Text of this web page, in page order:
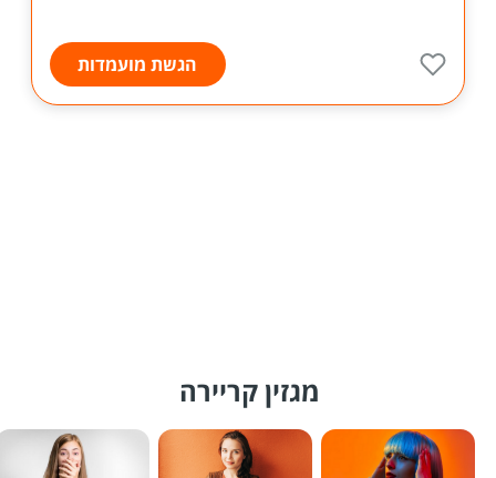
הגשת מועמדות
מגזין קריירה